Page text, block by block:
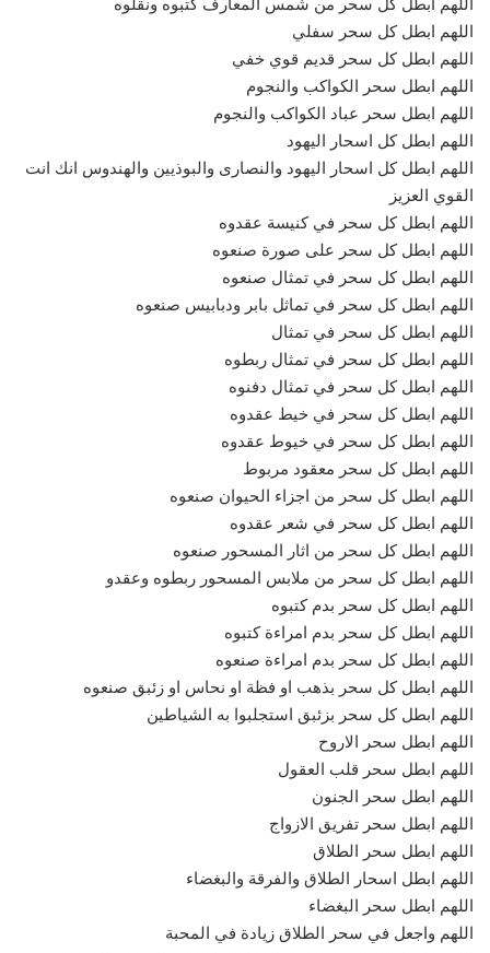
اللهم ابطل كل سحر سفلي
اللهم ابطل كل سحر قديم قوي خفي
اللهم ابطل سحر الكواكب والنجوم
اللهم ابطل سحر عباد الكواكب والنجوم
اللهم ابطل كل اسحار اليهود
اللهم ابطل كل اسحار اليهود والنصارى والبوذيين والهندوس انك انت
القوي العزيز
اللهم ابطل كل سحر في كنيسة عقدوه
اللهم ابطل كل سحر على صورة صنعوه
اللهم ابطل كل سحر في تمثال صنعوه
اللهم ابطل كل سحر في تماثل بابر ودبابيس صنعوه
اللهم ابطل كل سحر في تمثال
اللهم ابطل كل سحر في تمثال ربطوه
اللهم ابطل كل سحر في تمثال دفنوه
اللهم ابطل كل سحر في خيط عقدوه
اللهم ابطل كل سحر في خيوط عقدوه
اللهم ابطل كل سحر معقود مربوط
اللهم ابطل كل سحر من اجزاء الحيوان صنعوه
اللهم ابطل كل سحر في شعر عقدوه
اللهم ابطل كل سحر من اثار المسحور صنعوه
اللهم ابطل كل سحر من ملابس المسحور ربطوه وعقدو
اللهم ابطل كل سحر بدم كتبوه
اللهم ابطل كل سحر بدم امراءة كتبوه
اللهم ابطل كل سحر بدم امراءة صنعوه
اللهم ابطل كل سحر بذهب او فظة او نحاس او زئبق صنعوه
اللهم ابطل كل سحر بزئبق استجلبوا به الشياطين
اللهم ابطل سحر الاروح
اللهم ابطل سحر قلب العقول
اللهم ابطل سحر الجنون
اللهم ابطل سحر تفريق الازواج
اللهم ابطل سحر الطلاق
اللهم ابطل اسحار الطلاق والفرقة والبغضاء
اللهم ابطل سحر البغضاء
اللهم واجعل في سحر الطلاق زيادة في المحبة